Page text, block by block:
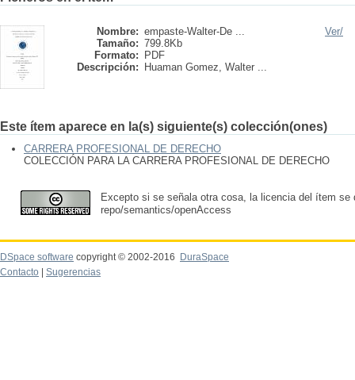
Nombre: empaste-Walter-De ...
Tamaño: 799.8Kb
Formato:
PDF
Descripción:
Huaman Gomez, Walter ...
Ver/
Este ítem aparece en la(s) siguiente(s) colección(ones)
CARRERA PROFESIONAL DE DERECHO
COLECCIÓN PARA LA CARRERA PROFESIONAL DE DERECHO
Excepto si se señala otra cosa, la licencia del ítem se
repo/semantics/openAccess
DSpace software copyright © 2002-2016
DuraSpace
Contacto
Sugerencias